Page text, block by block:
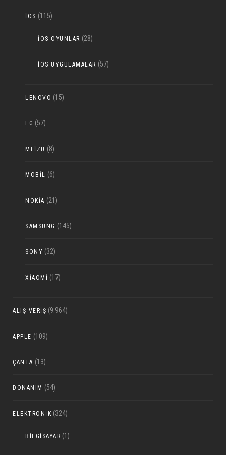
IOS (115)
IOS OYUNLAR (28)
IOS UYGULAMALAR (57)
LENOVO (15)
LG (57)
MEIZU (8)
MOBIL (6)
NOKIA (21)
SAMSUNG (145)
SONY (32)
XIAOMI (17)
ALIŞ-VERIŞ (9.964)
APPLE (109)
ÇANTA (13)
DONANIM (54)
ELEKTRONIK (324)
BILGISAYAR (1)